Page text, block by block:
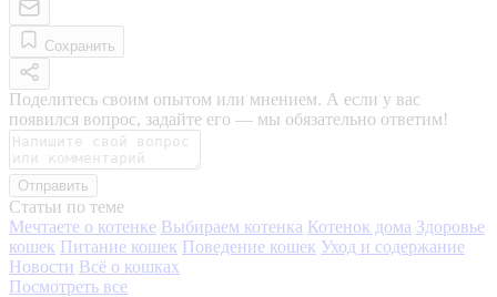
Сохранить
Поделитесь своим опытом или мнением. А если у вас
появился вопрос, задайте его — мы обязательно ответим!
Отправить
Статьи по теме
Мечтаете о котенке Выбираем котенка Котенок дома Здоровье
кошек Питание кошек Поведение кошек Уход и содержание
Новости Всё о кошках
Посмотреть все